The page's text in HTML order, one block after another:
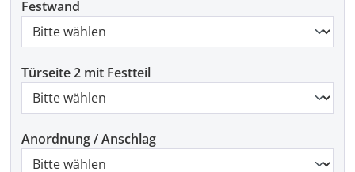
Festwand
Türseite 2 mit Festteil
Anordnung / Anschlag